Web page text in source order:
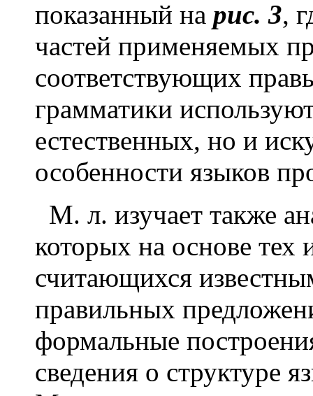
показанный на рис. 3,
частей применяемых
соответствующих
грамматики
естественных, но и
особенности языков
М. л. изучает также
которых на основе
считающихся
правильных
формальные
сведения о структуре